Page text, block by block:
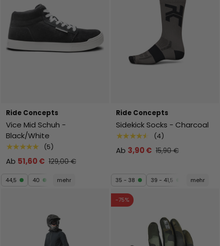
Ride Concepts
Vice Mid Schuh -
Black/White
★★★★★ (5)
Ab 51,60 € 129,00 €
44,5 40 mehr
Ride Concepts
Sidekick Socks - Charcoal
★★★★★ (4)
Ab 3,90 € 15,90 €
35 - 38 39 - 41,5 mehr
-75%